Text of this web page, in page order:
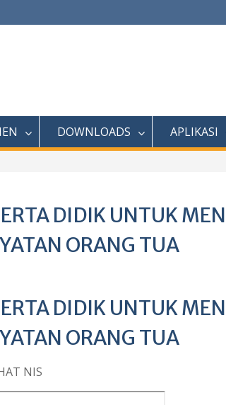
DOWNLOADS APLIKASI
DIDIK UNTUK
ORANG TUA
DIDIK UNTUK
ORANG TUA
NIS